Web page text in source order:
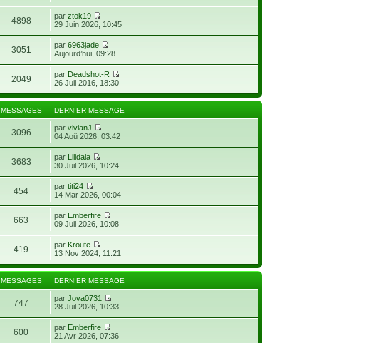
4898 parztok19
29 Juin 2026, 10:45
3051 par6963jade
Aujourd’hui, 09:28
2049 par Deadshot-R
26 Juil 2016, 18:30
MESSAGES DERNIER MESSAGE
3096 parvivianJ
04 Aoû 2026, 03:42
3683 par Lilidala
30 Juil 2026, 10:24
454 partiti24
14 Mar 2026, 00:04
663 par Emberfire
09 Juil 2026, 10:08
419 par Kroute
13 Nov 2024, 11:21
MESSAGES DERNIER MESSAGE
747 parJova0731
28 Juil 2026, 10:33
600 par Emberfire
21 Avr 2026, 07:36